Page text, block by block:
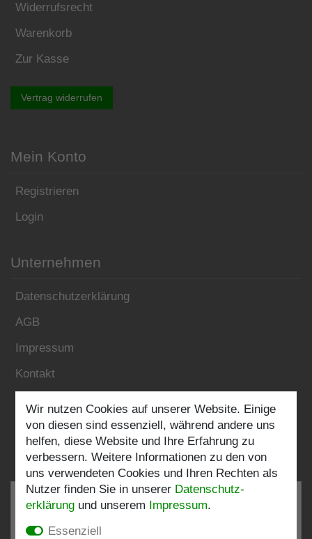
Widerrufsrecht
Warenkorb
Zur Kasse
Vertrag widerrufen
Mein Konto
Registrieren
Login
Unternehmen
Datenschutzerklärung
AGB
Impressum
Kontakt
Folgen Sie uns:
Wir nutzen Cookies auf unserer Website. Einige
von diesen sind essenziell, während andere uns
helfen, diese Website und Ihre Erfahrung zu
verbessern. Weitere Informationen zu den von
uns verwendeten Cookies und Ihren Rechten als
Nutzer finden Sie in unserer Daten­schutz­
erklärung und unserem Impressum.
Essenziell